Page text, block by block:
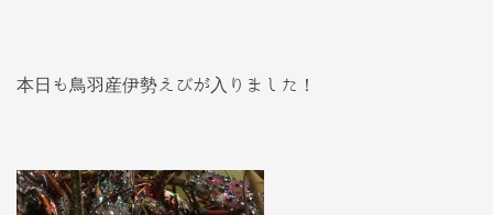
本日も鳥羽産伊勢えびが入りました！